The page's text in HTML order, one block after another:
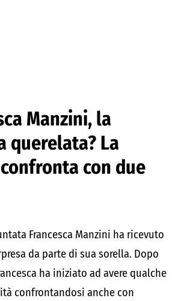
Manzini, la
querelata? La
con due
Francesca Manzini ha ricevuto
da parte di sua sorella. Dopo
ha iniziato ad avere qualche
confrontandosi anche con